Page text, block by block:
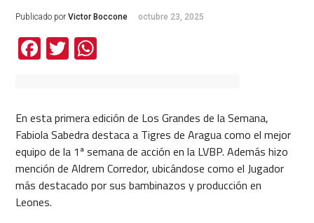
Publicado por Victor Boccone octubre 23, 2025
Facebook
TwitterWhatsApp
En esta primera edición de Los Grandes de la Semana,
Fabiola Sabedra destaca a Tigres de Aragua como el mejor
equipo de la 1ª semana de acción en la LVBP. Además hizo
mención de Aldrem Corredor, ubicándose como el Jugador
más destacado por sus bambinazos y producción en
Leones.